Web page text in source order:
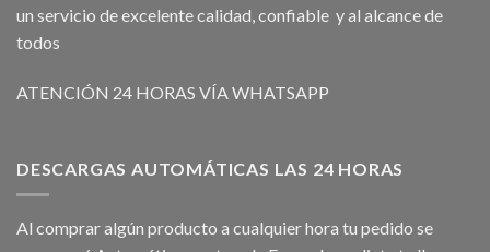
un servicio de excelente calidad, confiable y al alcance de
todos
ATENCIÓN 24 HORAS VÍA WHATSAPP
DESCARGAS AUTOMÁTICAS LAS 24 HORAS
Al comprar algún producto a cualquier hora tu pedido se